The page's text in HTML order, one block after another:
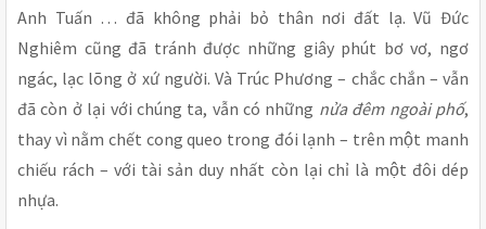
Anh Tuấn … đã không phải bỏ thân nơi đất lạ. Vũ Đức
Nghiêm cũng đã tránh được những giây phút bơ vơ, ngơ
ngác, lạc lõng ở xứ người. Và Trúc Phương – chắc chắn – vẫn
đã còn ở lại với chúng ta, vẫn có những nửa đêm ngoài phố,
thay vì nằm chết cong queo trong đói lạnh – trên một manh
chiếu rách – với tài sản duy nhất còn lại chỉ là một đôi dép
nhựa.